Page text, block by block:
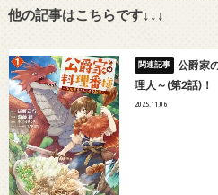
他の記事はこちらです↓↓↓
公爵家
理人～(第2話)！
2025.11.06